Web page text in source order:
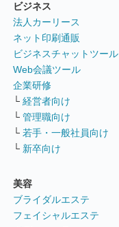
ビジネス
法人カーリース
ネット印刷通販
ビジネスチャットツール
Web会議ツール
企業研修
└ 経営者向け
└ 管理職向け
└ 若手・一般社員向け
└ 新卒向け
美容
ブライダルエステ
フェイシャルエステ